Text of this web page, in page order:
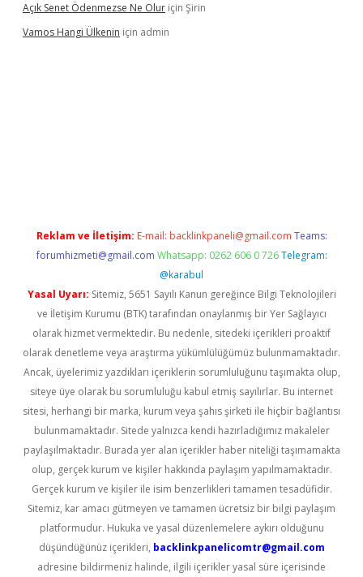
Açık Senet Ödenmezse Ne Olur için Şirin
Vamos Hangi Ülkenin için admin
Reklam ve İletişim: E-mail: backlinkpaneli@gmail.com Teams:
forumhizmeti@gmail.com Whatsapp: 0262 606 0 726 Telegram:
@karabul
Yasal Uyarı: Sitemiz, 5651 Sayılı Kanun gereğince Bilgi Teknolojileri
ve İletişim Kurumu (BTK) tarafından onaylanmış bir Yer Sağlayıcı
olarak hizmet vermektedir. Bu nedenle, sitedeki içerikleri proaktif
olarak denetleme veya araştırma yükümlülüğümüz bulunmamaktadır.
Ancak, üyelerimiz yazdıkları içeriklerin sorumluluğunu taşımakta olup,
siteye üye olarak bu sorumluluğu kabul etmiş sayılırlar. Bu internet
sitesi, herhangi bir marka, kurum veya şahıs şirketi ile hiçbir bağlantısı
bulunmamaktadır. Sitede yalnızca kendi hazırladığımız makaleler
paylaşılmaktadır. Burada yer alan içerikler haber niteliği taşımamakta
olup, gerçek kurum ve kişiler hakkında paylaşım yapılmamaktadır.
Gerçek kurum ve kişiler ile isim benzerlikleri tamamen tesadüfidir.
Sitemiz, kar amacı gütmeyen ve tamamen ücretsiz bir bilgi paylaşım
platformudur. Hukuka ve yasal düzenlemelere aykırı olduğunu
düşündüğünüz içerikleri, backlinkpanelicomtr@gmail.com
adresine bildirmeniz halinde, ilgili içerikler yasal süre içerisinde